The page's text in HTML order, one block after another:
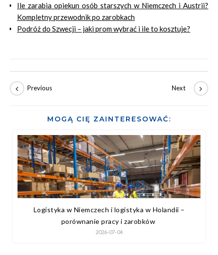
Ile zarabia opiekun osób starszych w Niemczech i Austrii?
Kompletny przewodnik po zarobkach
Podróż do Szwecji – jaki prom wybrać i ile to kosztuje?
MOGĄ CIĘ ZAINTERESOWAĆ:
Logistyka w Niemczech i logistyka w Holandii –
porównanie pracy i zarobków
2026-07-04